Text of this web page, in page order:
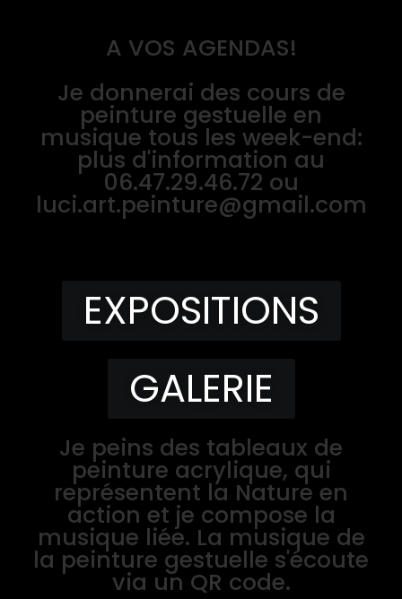
A VOS AGENDAS!
Je donnerai des cours de
peinture gestuelle en
musique tous les week-end:
plus d'information au
06.47.29.46.72 ou
luci.art.peinture@gmail.com
EXPOSITIONS
GALERIE
Je peins des tableaux de
peinture acrylique, qui
représentent la Nature en
action et je compose la
musique liée. La musique de
la peinture gestuelle s'écoute
via un QR code.